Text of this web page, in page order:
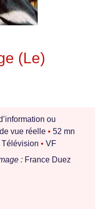
(Le)
ou
vue réelle • 52 mn
Télévision • VF
: France Duez